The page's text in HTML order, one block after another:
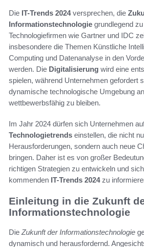
Die IT-Trends 2024versprechen, die
Informationstechnologie grundlegend
Technologiefirmen wie Gartner und IDC
insbesondere die Themen Künstliche
Computing und Datenanalyse in den
werden. Die Digitalisierung wird eine
spielen, während Unternehmen gefordert
dynamische technologische Umgebung
wettbewerbsfähig zu bleiben.
Im Jahr 2024 dürfen sich Unternehmen
Technologietrends einstellen, die nicht
Herausforderungen, sondern auch neue
bringen. Daher ist es von großer
richtigen Strategien zu entwickeln und
kommenden IT-Trends 2024zu
Einleitung in die Zukunft
Informationstechnologie
Die Zukunft der Informationstechnologie
dynamisch und herausfordernd.